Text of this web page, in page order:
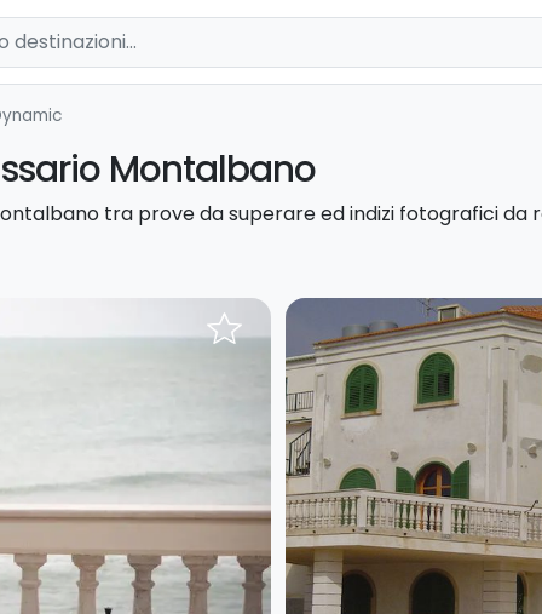
Montalbano
tra prove da superare ed indizi fotografici da